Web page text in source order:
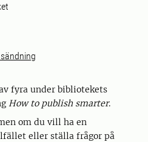
fyra under bibliotekets
How to publish smarter.
om du vill ha en
eller ställa frågor på